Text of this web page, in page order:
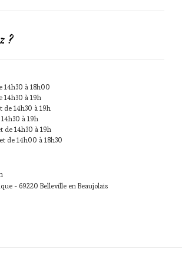
?
14h30 à 18h00
14h30 à 19h
de 14h30 à 19h
à 19h
de 14h30 à 19h
de 14h00 à 18h30
- 69220 Belleville en Beaujolais